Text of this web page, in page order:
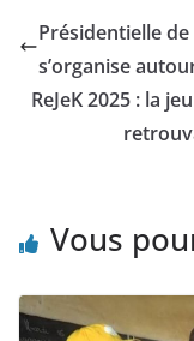
Présidentielle
s’organise
ReJeK 2025 : la
Vous